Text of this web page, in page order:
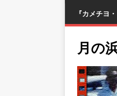
『カメチヨ
月の